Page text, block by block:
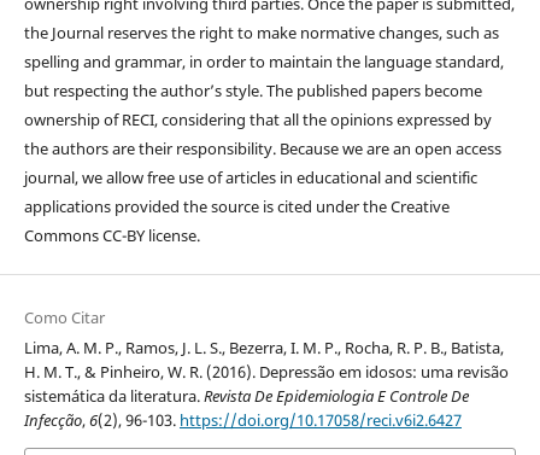
the Journal reserves the right to make normative changes, such as
spelling and grammar, in order to maintain the language standard,
but respecting the author’s style. The published papers become
ownership of RECI, considering that all the opinions expressed by
the authors are their responsibility. Because we are an open access
journal, we allow free use of articles in educational and scientific
applications provided the source is cited under the Creative
Commons CC-BY license.
Como Citar
Lima, A. M. P., Ramos, J. L. S., Bezerra, I. M. P., Rocha, R. P. B., Batista,
H. M. T., & Pinheiro, W. R. (2016). Depressão em idosos: uma revisão
sistemática da literatura.Revista De Epidemiologia E Controle De
Infecção,6(2), 96-103. https://doi.org/10.17058/reci.v6i2.6427